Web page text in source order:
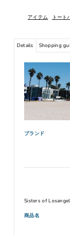
アイテム トート
Details Shopping
ブランド
Sisters of
商品名